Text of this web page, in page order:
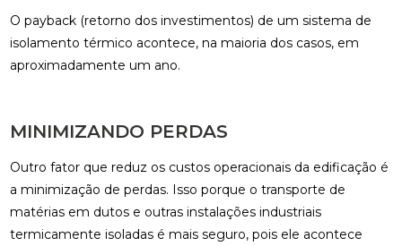
O payback (retorno dos investimentos) de um sistema de
isolamento térmico acontece, na maioria dos casos, em
aproximadamente um ano.
MINIMIZANDO PERDAS
Outro fator que reduz os custos operacionais da edificação é
a minimização de perdas. Isso porque o transporte de
matérias em dutos e outras instalações industriais
termicamente isoladas é mais seguro, pois ele acontece